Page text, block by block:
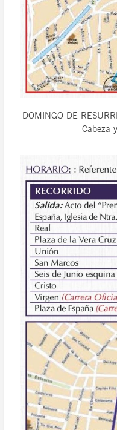
DOMINGO DE
Cabeza